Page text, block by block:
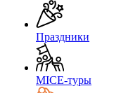
Праздники
MICE‑туры